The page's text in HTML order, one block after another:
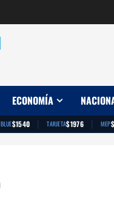
ECONOMÍA
BLUE$1540 | TARJETA$1976 | MEP